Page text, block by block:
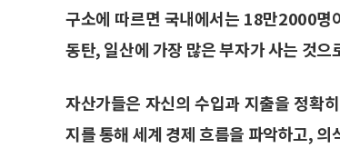
구소에 따르면 국내에서는 18만2000명
동탄, 일산에 가장 많은 부자가 사는 것으
자산가들은 자신의 수입과 지출을 정확
지를 통해 세계 경제 흐름을 파악하고,